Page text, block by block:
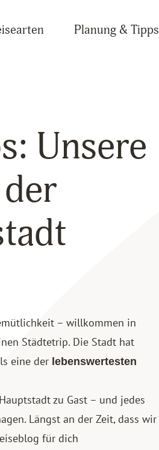
Planung & Tipps
Unsere
– willkommen in
Städtetrip. Die Stadt hat
eine der lebenswertesten
zu Gast – und jedes
Längst an der Zeit, dass wir
für dich